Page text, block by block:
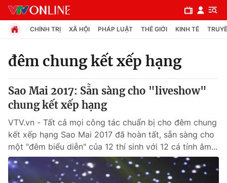
Chuyên mục
Chính trị
Xã hội
Pháp luật
CHÍNH TRỊ XÃ HỘI PHÁP LUẬT THẾ GIỚI KINH TẾ
đêm chung kết xếp hạng
Sao Mai 2017: Sẵn sàng cho "liveshow"
chung kết xếp hạng
VTV.vn - Tất cả mọi công tác chuẩn bị cho đêm chung
kết xếp hạng Sao Mai 2017 đã hoàn tất, sẵn sàng cho
một "đêm biểu diễn" của 12 thí sinh với 12 cá tính âm...